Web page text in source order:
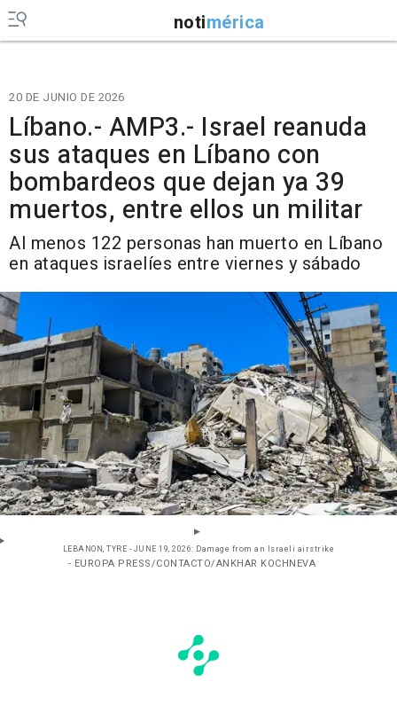
notimérica
20 DE JUNIO DE 2026
Líbano.- AMP3.- Israel reanuda
sus ataques en Líbano con
bombardeos que dejan ya 39
muertos, entre ellos un militar
Al menos 122 personas han muerto en Líbano
en ataques israelíes entre viernes y sábado
LEBANON, TYRE - JUNE 19, 2026: Damage from an Israeli airstrike
- EUROPA PRESS/CONTACTO/ANKHAR KOCHNEVA